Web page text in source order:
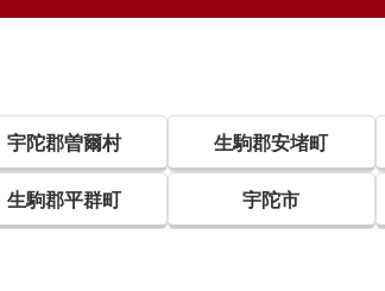
宇陀郡曽爾村 生駒郡安堵町
生駒郡平群町 宇陀市